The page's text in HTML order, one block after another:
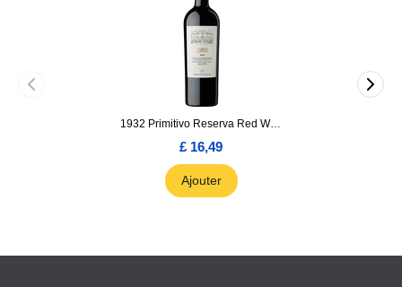
1932 Primitivo Reserva Red Wine 75cl
£ 16,49
Ajouter